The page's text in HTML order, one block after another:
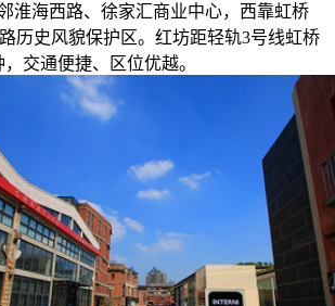
淮海西路、徐家汇商业中心，西靠虹桥
历史风貌保护区。红坊距轻轨3号线虹桥
交通便捷、区位优越。